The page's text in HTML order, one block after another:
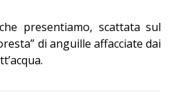
presentiamo, scattata sul
di anguille affacciate dai